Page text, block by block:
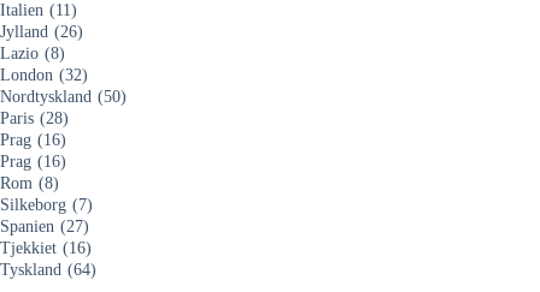
Italien (11)
Jylland (26)
Lazio (8)
London (32)
Nordtyskland (50)
Paris (28)
Prag (16)
Prag (16)
Rom (8)
Silkeborg (7)
Spanien (27)
Tjekkiet (16)
Tyskland (64)